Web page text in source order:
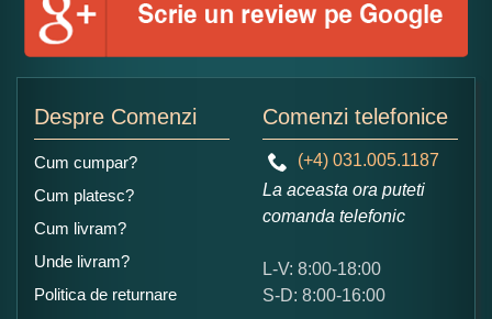
Ce nota acordati acestui produs?
5
Despre Comenzi
Cum cumpar?
Cum platesc?
Cum livram?
Unde livram?
Politica de returnare
Comenzi telefonice
(+4) 031.005.1187
La aceasta ora puteti
comanda telefonic
L-V: 8:00-18:00
S-D: 8:00-16:00